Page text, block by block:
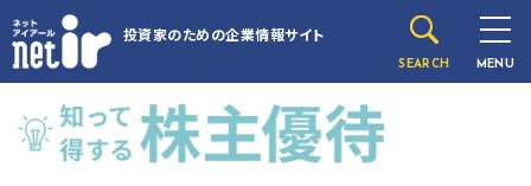
投資家のための企業情報サイト
SEARCH MENU